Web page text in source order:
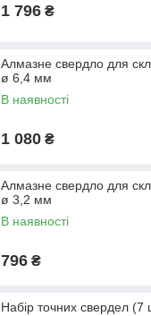
1 796 ₴
Алмазне свердло для
ø 6,4 мм
В наявності
1 080 ₴
Алмазне свердло для
ø 3,2 мм
В наявності
796 ₴
Набір точних свердел (7